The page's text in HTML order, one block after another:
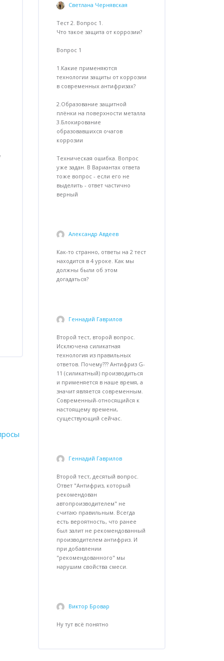
Светлана Чернявская
Тест 2. Вопрос 1.
Что такое защита от коррозии?
Вопрос 1
1.Какие применяются
технологии защиты от коррозии
в современных антифризах?
2.Образование защитной
плёнки на поверхности металла
3.Блокирование
образовавшихся очагов
коррозии
Техническая ошибка. Вопрос
уже задан. В Вариантах ответа
тоже вопрос - если его не
выделить - ответ частично
верный
Александр Авдеев
Как-то странно, ответы на 2 тест
находится в 4 уроке. Как мы
должны были об этом
догадаться?
Геннадий Гаврилов
Второй тест, второй вопрос.
Исключена силикатная
технология из правильных
ответов. Почему??? Антифриз G-
11 (силикатный) производиться
и применяется в наше время, а
значит является современным.
Современный-относящийся к
настоящему времени,
существующий сейчас.
Геннадий Гаврилов
Второй тест, десятый вопрос.
Ответ "Антифриз, который
рекомендован
автопроизводителем" не
считаю правильным. Всегда
есть вероятность, что ранее
был залит не рекомендованный
производителем антифриз. И
при добавлении
"рекомендованного" мы
нарушим свойства смеси.
Виктор Бровар
Ну тут всё понятно